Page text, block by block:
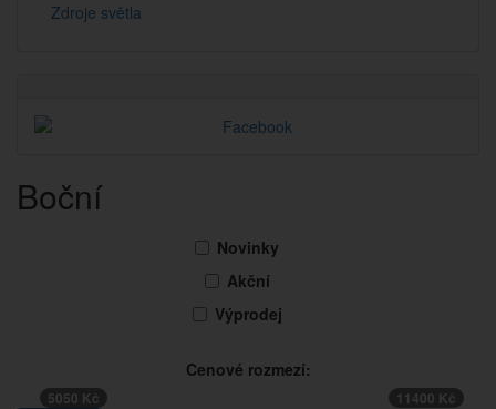
Zdroje světla
Boční
Novinky
Akční
Výprodej
Cenové rozmezí:
5050 Kč 11400 Kč